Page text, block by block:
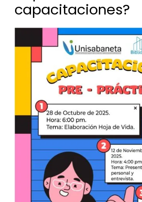
capacitaciones?